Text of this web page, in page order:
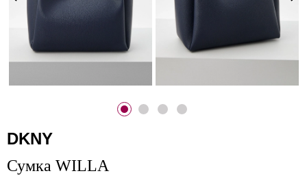
DKNY
Сумка WILLA